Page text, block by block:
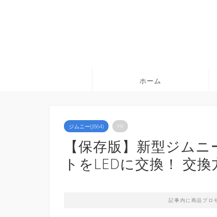
ホーム
ジムニー(JB64) PR
【保存版】新型ジム
トをLEDに交換！ 交
記事内に商品プロ